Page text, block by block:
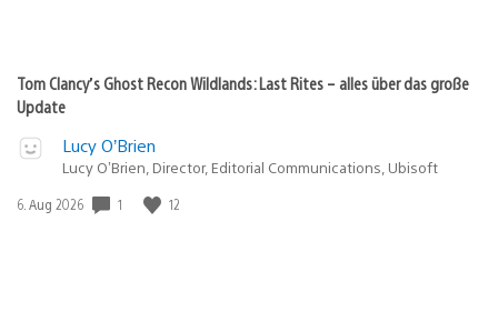
Tom Clancy’s Ghost Recon Wildlands: Last Rites – alles über das große
Update
Lucy O’Brien
Lucy O’Brien, Director, Editorial Communications, Ubisoft
Veröffentlichungsdatum:
6. Aug 2026 1 12